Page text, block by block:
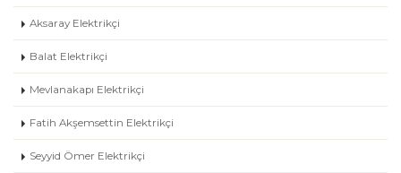
Aksaray Elektrikçi
Balat Elektrikçi
Mevlanakapı Elektrikçi
Fatih Akşemsettin Elektrikçi
Seyyid Ömer Elektrikçi